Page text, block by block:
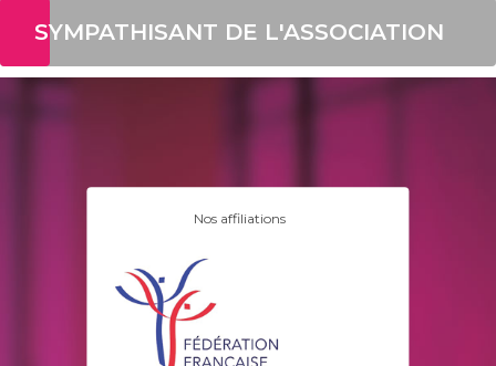
SYMPATHISANT DE L'ASSOCIATION
Nos affiliations